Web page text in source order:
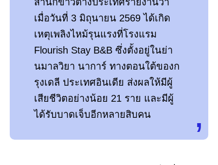
เมื่อวันที่ 3 มิถุนายน 2569 ได้เกิด
เหตุเพลิงไหม้รุนแรงที่โรงแรม
Flourish Stay B&B ซึ่งตั้งอยู่ในย่า
นมาลวิยา นาการ์ ทางตอนใต้ของก
รุงเดลี ประเทศอินเดีย ส่งผลให้มีผู้
เสียชีวิตอย่างน้อย 21 ราย และมีผู้
ได้รับบาดเจ็บอีกหลายสิบคน